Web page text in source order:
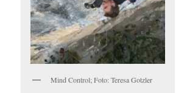
Mind Control; Foto: Teresa Gotzler